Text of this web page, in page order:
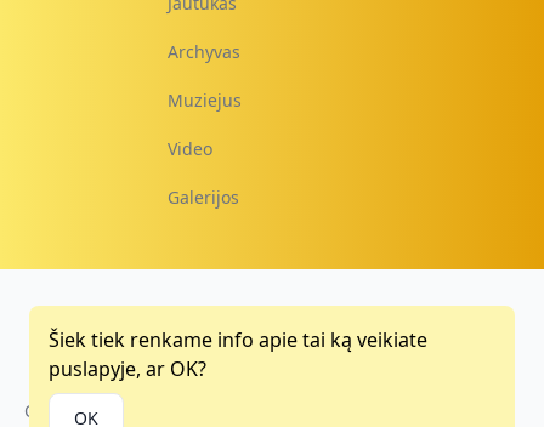
Šiek tiek renkame info apie tai ką veikiate
puslapyje, ar OK?
OK
Archyvas
Muziejus
Video
Galerijos
FacebookInstagramYoutube
Copyright © 2015 - 2026